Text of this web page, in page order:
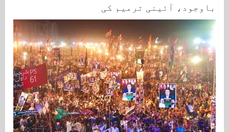
باوجود، آئینی ترمیم کی